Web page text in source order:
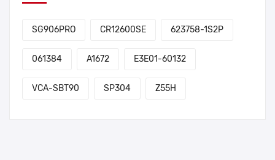
SG906PRO CR12600SE 623758-1S2P
061384 A1672 E3E01-60132
VCA-SBT90 SP304 Z55H